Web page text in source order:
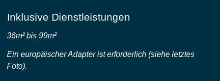
Inklusive Dienstleistungen
36m² bis 99m²
Ein europäischer Adapter ist erforderlich (siehe letztes
Foto).